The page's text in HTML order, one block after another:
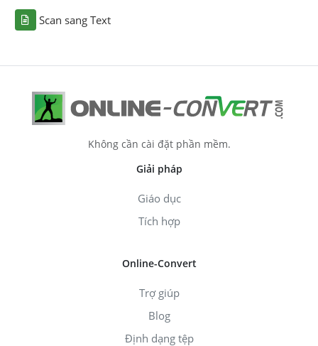
Scan sang Text
Không cần cài đặt phần mềm.
Giải pháp
Giáo dục
Tích hợp
Online-Convert
Trợ giúp
Blog
Định dạng tệp